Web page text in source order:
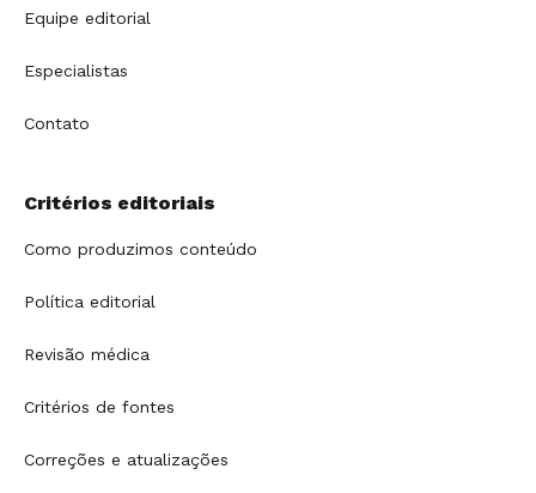
Equipe editorial
Especialistas
Contato
Critérios editoriais
Como produzimos conteúdo
Política editorial
Revisão médica
Critérios de fontes
Correções e atualizações